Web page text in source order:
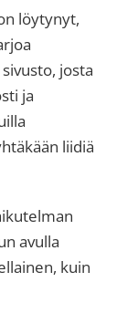
löytynyt,
josta
ja
liidiä
avulla
kuin